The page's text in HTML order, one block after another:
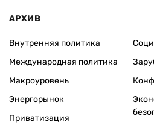
АРХИВ
Внутренняя политика
Международная политика
Макроуровень
Энергорынок
Приватизация